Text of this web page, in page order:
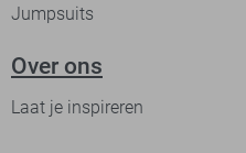
Jumpsuits
Over ons
Laat je inspireren